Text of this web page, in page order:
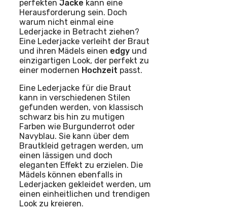
perfekten Jacke kann eine
Herausforderung sein. Doch
warum nicht einmal eine
Lederjacke in Betracht ziehen?
Eine Lederjacke verleiht der Braut
und ihren Mädels einen edgy und
einzigartigen Look, der perfekt zu
einer modernen Hochzeit passt.
Eine Lederjacke für die Braut
kann in verschiedenen Stilen
gefunden werden, von klassisch
schwarz bis hin zu mutigen
Farben wie Burgunderrot oder
Navyblau. Sie kann über dem
Brautkleid getragen werden, um
einen lässigen und doch
eleganten Effekt zu erzielen. Die
Mädels können ebenfalls in
Lederjacken gekleidet werden, um
einen einheitlichen und trendigen
Look zu kreieren.